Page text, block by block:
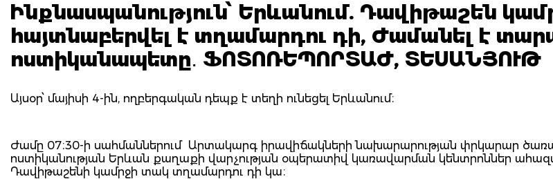
Ինքնասպանություն՝ Երևանում. Դավիթաշեն
հայտնաբերվել է տղամարդու դի, Ժամանել է
ոստիկանապետը․ ՖՈՏՈՌԵՊՈՐՏԱԺ, ՏԵՍԱՆՅՈՒԹ
Այսօր՝ մայիսի 4-ին, ողբերգական դեպք է տեղի ունեցել Երևանում։
Ժամը 07։30-ի սահմաններում Արտակարգ իրավիճակների նախարարության փրկարար
ոստիկանության Երևան քաղաքի վարչության օպերատիվ կառավարման կենտրոններ
Դավիթաշենի կամրջի տակ տղամարդու դի կա։